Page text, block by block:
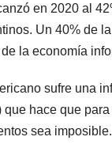
en 2020 al
Un 40% de
la economía
sufre una
que hace que para
sea imposible.